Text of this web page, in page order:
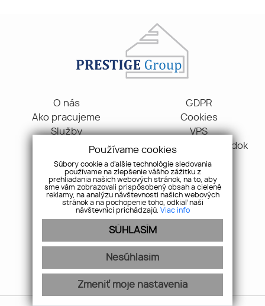
O nás
Ako pracujeme
Služby
Kontakt
GDPR
Cookies
VPS
Reklamačný poriadok
Gen. M. R. Štefánika 70, 91101, Trenčín
+421 907 163 009
info@pgr.sk
Pridajte si nás
Používame cookies
Súbory cookie a ďalšie technológie sledovania
používame na zlepšenie vášho zážitku z
prehliadania našich webových stránok, na to, aby
sme vám zobrazovali prispôsobený obsah a cielené
reklamy, na analýzu návštevnosti našich webových
stránok a na pochopenie toho, odkiaľ naši
návštevníci prichádzajú. Viac info
SÚHLASÍM
Nesúhlasím
Zmeniť moje nastavenia